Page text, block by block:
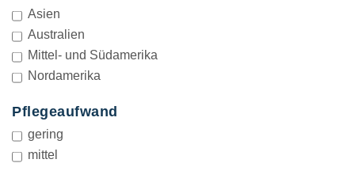
Asien
Australien
Mittel- und Südamerika
Nordamerika
PFLEGEAUFWAND
Pflegeaufwand
gering
mittel